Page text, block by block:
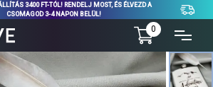
3400 FT-TÓL! RENDELJ MOST, ÉS ÉLVEZD A
CSOMAGOD 3-4 NAPON BELÜL!
0